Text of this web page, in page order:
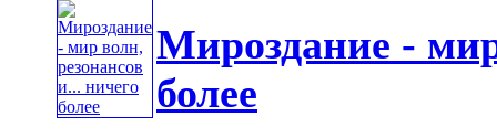
Мироздание -
более